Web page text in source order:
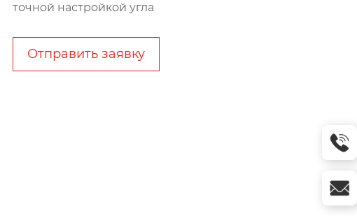
точной настройкой угла
Отправить заявку